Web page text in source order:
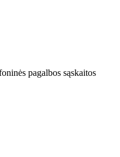
pagalbos sąskaitos